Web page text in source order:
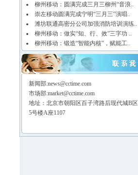
柳州移动：圆满完成三月三柳州“音浪..
崇左移动圆满完成宁明“三月三”演唱..
潍坊联通高密分公司加强消防培训演练..
柳州移动：做实“知、行、效”三字功 ..
柳州移动：锻造“智能内核”，赋能工..
新闻部:news@cctime.com
市场部:market@cctime.com
地址：北京市朝阳区百子湾路后现代城B区
5号楼A座1107